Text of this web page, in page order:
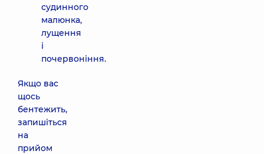
судинного
малюнка,
лущення
і
почервоніння.
Якщо вас
щось
бентежить,
запишіться
на
прийом